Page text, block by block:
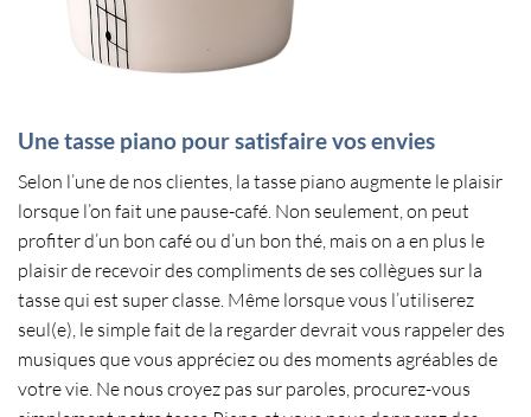
Une tasse piano pour satisfaire vos envies
Selon l’une de nos clientes, la tasse piano augmente le plaisir
lorsque l’on fait une pause-café . Non seulement, on peut
profiter d’un bon caféou d’un bon thé , mais on a en plus le
plaisir de recevoir des compliments de ses collègues sur la
tasse qui est super classe. Même lorsque vous l’utiliserez
seul(e), le simple fait de la regarder devrait vous rappeler des
musiques que vous appréciez ou des moments agréables de
votre vie. Ne nous croyez pas sur paroles, procurez-vous